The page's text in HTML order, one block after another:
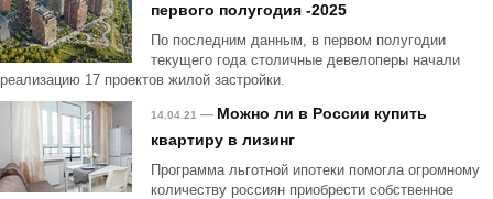
первого полугодия -2025
По последним данным, в первом полугодии
текущего года столичные девелоперы начали
реализацию 17 проектов жилой застройки.
14.04.21 — Можно ли в России купить
квартиру в лизинг
Программа льготной ипотеки помогла огромному
количеству россиян приобрести собственное